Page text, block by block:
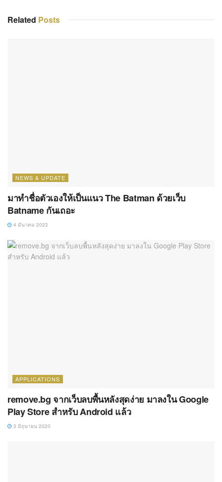
Related Posts
NEWS & UPDATE
มาทำชื่อตัวเองให้เป็นแนว The Batman ด้วยเว็บ
Batname กันเถอะ
4 มีนาคม 2022
APPLICATIONS
remove.bg จากเว็บลบพื้นหลังสุดง่าย มาลงใน Google
Play Store สำหรับ Android แล้ว
3 มิถุนายน 2020